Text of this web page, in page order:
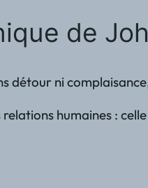
de
ni
humaines :